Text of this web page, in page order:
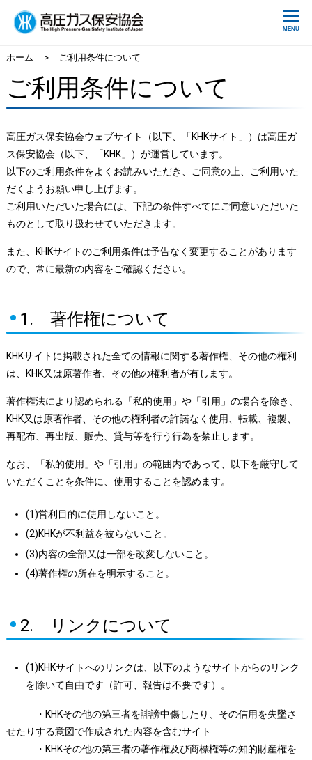
ホーム > ご利用条件について
ご利用条件について
高圧ガス保安協会ウェブサイト（以下、「KHKサイト」）は高圧ガ
ス保安協会（以下、「KHK」）が運営しています。
以下のご利用条件をよくお読みいただき、ご同意の上、ご利用いた
だくようお願い申し上げます。
ご利用いただいた場合には、下記の条件すべてにご同意いただいた
ものとして取り扱わせていただきます。
また、KHKサイトのご利用条件は予告なく変更することがあります
ので、常に最新の内容をご確認ください。
1. 著作権について
KHKサイトに掲載された全ての情報に関する著作権、その他の権利
は、KHK又は原著作者、その他の権利者が有します。
著作権法により認められる「私的使用」や「引用」の場合を除き、
KHK又は原著作者、その他の権利者の許諾なく使用、転載、複製、
再配布、再出版、販売、貸与等を行う行為を禁止します。
なお、「私的使用」や「引用」の範囲内であって、以下を厳守して
いただくことを条件に、使用することを認めます。
(1)営利目的に使用しないこと。
(2)KHKが不利益を被らないこと。
(3)内容の全部又は一部を改変しないこと。
(4)著作権の所在を明示すること。
2. リンクについて
(1)KHKサイトへのリンクは、以下のようなサイトからのリンク
を除いて自由です（許可、報告は不要です）。
・KHKその他の第三者を誹謗中傷したり、その信用を失墜さ
せたりする意図で作成された内容を含むサイト
・KHKその他の第三者の著作権及び商標権等の知的財産権を